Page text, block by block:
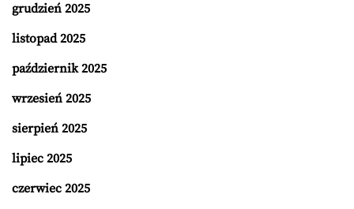
grudzień 2025
listopad 2025
październik 2025
wrzesień 2025
sierpień 2025
lipiec 2025
czerwiec 2025